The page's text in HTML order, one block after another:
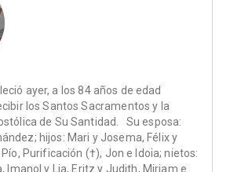
ayer, a los 84 años de edad
los Santos Sacramentos y la
de Su Santidad. Su esposa:
hijos: Mari y Josema, Félix y
Purificación (†), Jon e Idoia; nietos:
Imanol y Lia, Eritz y Judith, Miriam e